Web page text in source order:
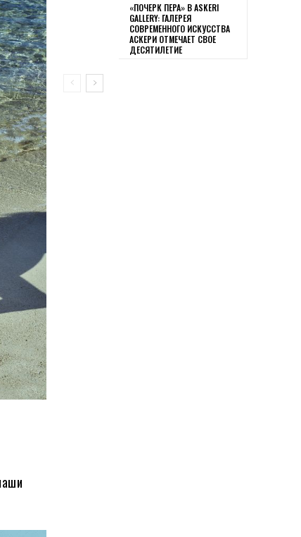
«ПОЧЕРК ПЕРА» В ASKERI
GALLERY: ГАЛЕРЕЯ
СОВРЕМЕННОГО ИСКУССТВА
АСКЕРИ ОТМЕЧАЕТ СВОЕ
ДЕСЯТИЛЕТИЕ